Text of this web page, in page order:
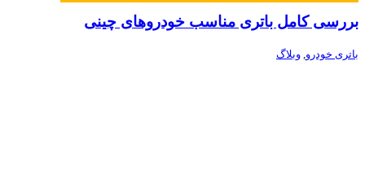
بررسی کامل باتری مناسب خودروهای چینی
باتری خودرو, وبلاگ